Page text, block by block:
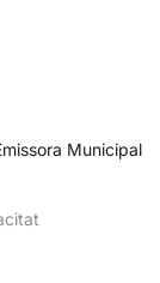
Municipal